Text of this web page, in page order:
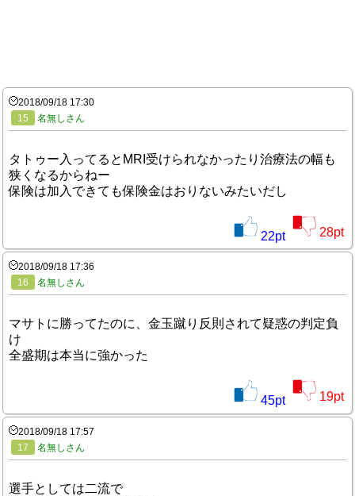
2018/09/18 17:30
15
名無しさん
タトゥー入ってるとMRI受けられなかったり治療法の幅も
狭くなるからねー
保険は加入できても保険金はおりないみたいだし
22pt 28pt
2018/09/18 17:36
16
名無しさん
マサトに勝ってたのに、金玉蹴り反則されて疑惑の判定負
け
全盛期は本当に強かった
45pt 19pt
2018/09/18 17:57
17
名無しさん
選手としては二流で